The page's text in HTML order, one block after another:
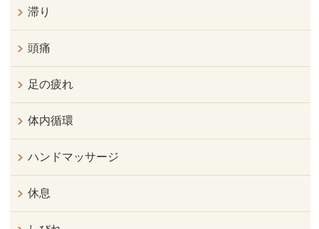
滞り
頭痛
足の疲れ
体内循環
ハンドマッサージ
休息